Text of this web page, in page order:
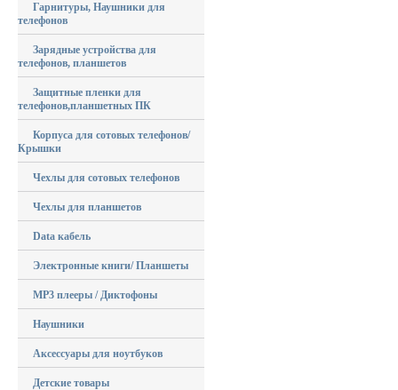
Гарнитуры, Наушники для
телефонов
Зарядные устройства для
телефонов, планшетов
Защитные пленки для
телефонов,планшетных ПК
Корпуса для сотовых телефонов/
Крышки
Чехлы для сотовых телефонов
Чехлы для планшетов
Data кабель
Электронные книги/ Планшеты
MP3 плееры / Диктофоны
Наушники
Аксессуары для ноутбуков
Детские товары